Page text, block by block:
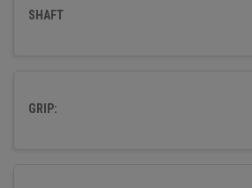
SHAFT
GRIP: